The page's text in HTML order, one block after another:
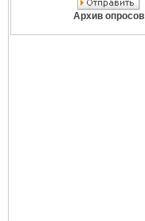
Архив опросов